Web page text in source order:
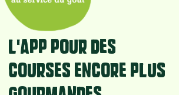
L'app pour des
courses encore plus